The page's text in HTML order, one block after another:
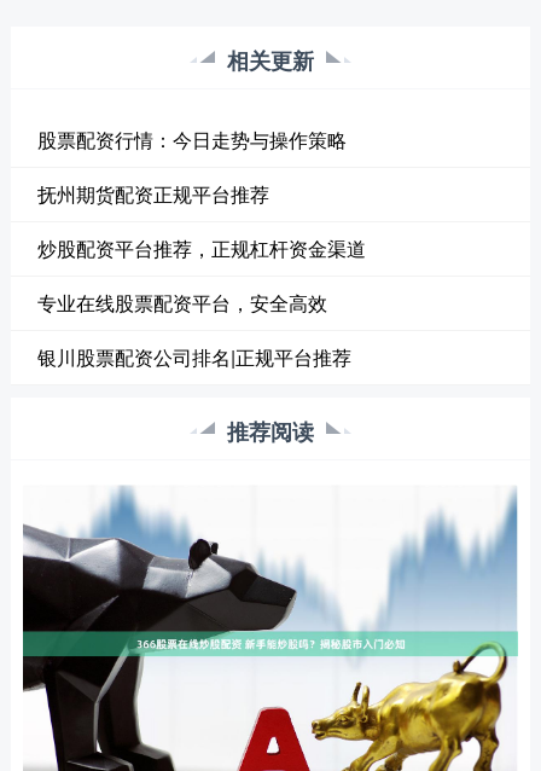
相关更新
股票配资行情：今日走势与操作策略
抚州期货配资正规平台推荐
炒股配资平台推荐，正规杠杆资金渠道
专业在线股票配资平台，安全高效
银川股票配资公司排名|正规平台推荐
推荐阅读